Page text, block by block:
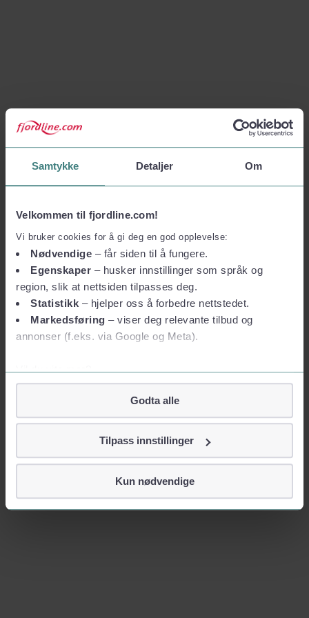
Samtykke Detaljer Om
Velkommen til fjordline.com!
Vi bruker cookies for å gi deg en god opplevelse:
Nødvendige – får siden til å fungere.
Egenskaper – husker innstillinger som språk og
region, slik at nettsiden tilpasses deg.
Statistikk – hjelper oss å forbedre nettstedet.
Markedsføring – viser deg relevante tilbud og
annonser (f.eks. via Google og Meta).
Vil du vite mer?
Om informasjonskapsler
Googles retningslinjer for personvern
Vi tar ditt personvern på alvor
identifiserer deg, som navn eller telefonnummer.
Godta alle
Tilpass innstillinger
Kun nødvendige